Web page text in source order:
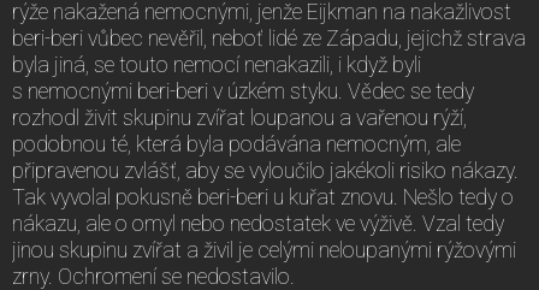
rýže nakažená nemocnými, jenže Eijkman na nakažlivost
beri-beri vůbec nevěřil, neboť lidé ze Západu, jejichž strava
byla jiná, se touto nemocí nenakazili, i když byli
s nemocnými beri-beri v úzkém styku. Vědec se tedy
rozhodl živit skupinu zvířat loupanou a vařenou rýží,
podobnou té, která byla podávána nemocným, ale
připravenou zvlášť, aby se vyloučilo jakékoli risiko nákazy.
Tak vyvolal pokusně beri-beri u kuřat znovu. Nešlo tedy o
nákazu, ale o omyl nebo nedostatek ve výživě. Vzal tedy
jinou skupinu zvířat a živil je celými neloupanými rýžovými
zrny. Ochromení se nedostavilo.